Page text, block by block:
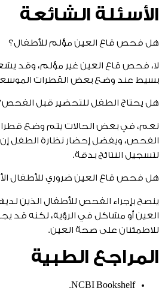
الأسئلة الشائعة
هل فحص قاع العين مؤلم للأطفال؟
لا، فحص قاع العين غير مؤلم، وقد
بسيط عند وضع بعض القطرات
هل يحتاج الطفل للتحضير قبل
نعم، في بعض الحالات يتم وضع
الفحص، ويفضل إحضار نظارة الطفل
لتسجيل النتائج بدقة.
هل فحص قاع العين ضروري للأطفال
ينصح بإجراء الفحص للأطفال الذين
العين أو مشاكل في الرؤية، لكنه قد
للاطمئنان على صحة العين.
المراجع الطبية
NCBI Bookshelf.